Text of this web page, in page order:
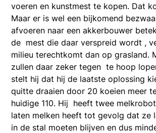
voeren en kunstmest te kopen. Dat
Maar er is wel een bijkomend
afvoeren naar een akkerbouwer
de mest die daar verspreid wordt ,
milieu terechtkomt dan op grasland.
zullen daar zeker tegen te hoop
stelt hij dat hij de laatste oplossing
quitte draaien door 20 koeien meer
huidige 110. Hij heeft twee
laten melken heeft tot gevolg dat ze
in de stal moeten blijven en dus